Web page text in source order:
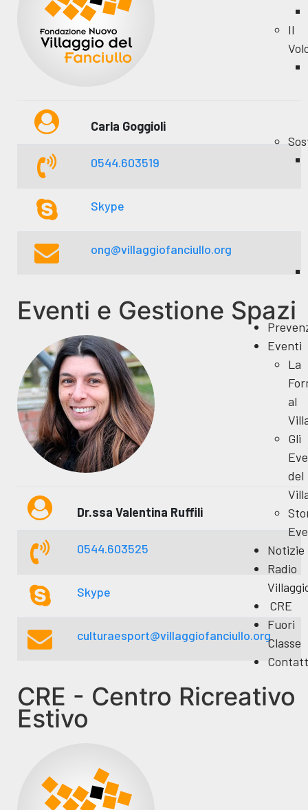
Il
Eventi
La
al
Gli
del
Notizie
Radio
CRE
Fuori
Classe
Carla Goggioli
0544.603519
Skype
ong@villaggiofanciullo.org
Eventi e Gestione Spazi
Dr.ssa Valentina Ruffili
0544.603525
Skype
culturaesport@villaggiofanciullo.org
CRE - Centro Ricreativo
Estivo